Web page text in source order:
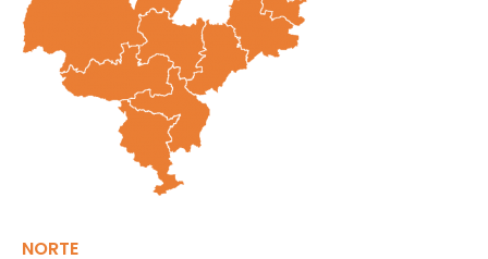
NORTE